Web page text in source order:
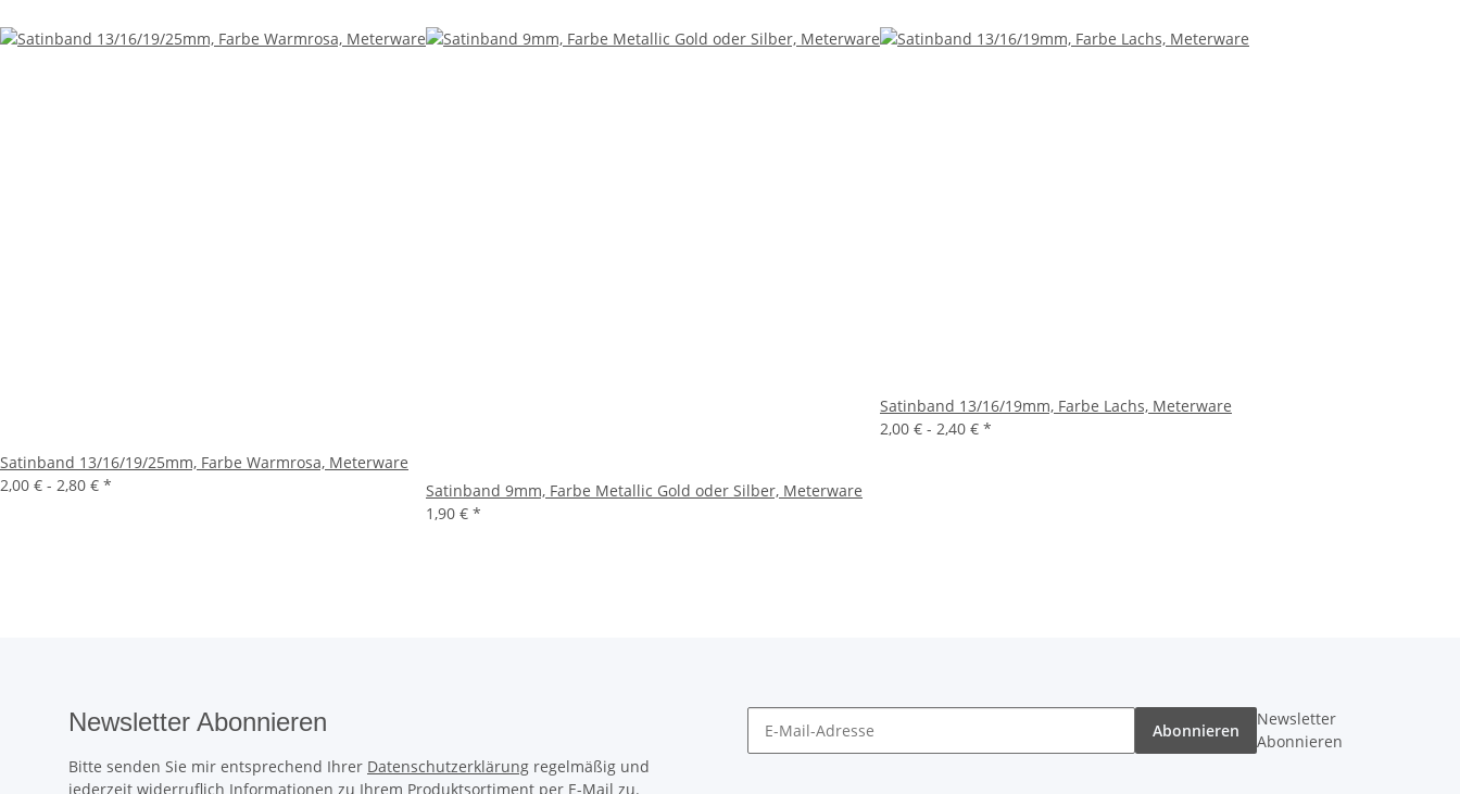
Satinband 13/16/19/25mm, Farbe Warmrosa, Meterware
2,00 € - 2,80 € *
Satinband 9mm, Farbe Metallic Gold oder Silber, Meterware
1,90 € *
Satinband 13/16/19mm, Farbe Lachs, Meterware
2,00 € - 2,40 € *
Newsletter Abonnieren
Bitte senden Sie mir entsprechend Ihrer Datenschutzerklärung regelmäßig und
jederzeit widerruflich Informationen zu Ihrem Produktsortiment per E-Mail zu.
Abonnieren
Newsletter
Abonnieren